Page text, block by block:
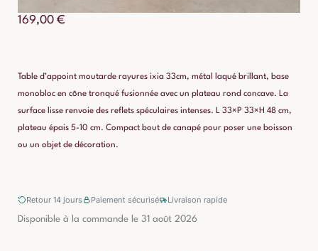
169,00 €
Table d’appoint moutarde rayures ixia 33cm, métal laqué brillant, base
monobloc en cône tronqué fusionnée avec un plateau rond concave. La
surface lisse renvoie des reflets spéculaires intenses. L 33×P 33×H 48 cm,
plateau épais 5-10 cm. Compact bout de canapé pour poser une boisson
ou un objet de décoration.
Retour 14 jours Paiement sécurisé Livraison rapide
Disponible à la commande le 31 août 2026
quantité